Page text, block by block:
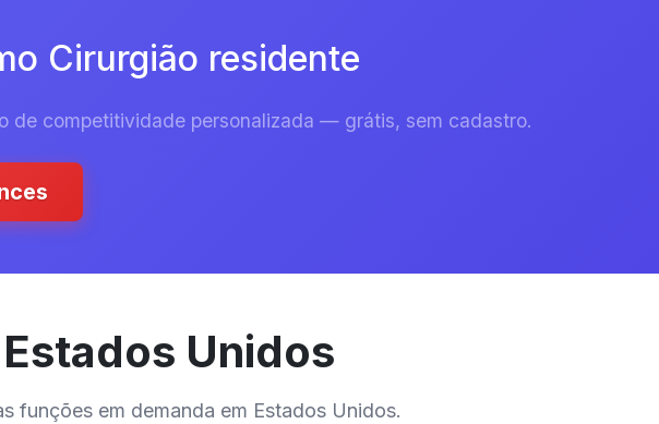
Cirurgião residente
de competitividade personalizada — grátis, sem cadastro.
Unidos
funções em demanda em Estados Unidos.